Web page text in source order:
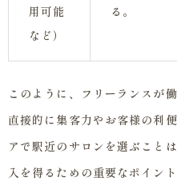
用可能
など）
る。
このように、フリーランスが
直接的に集客力やお客様の利
アで駅近のサロンを選ぶこと
入を得るための重要なポイン